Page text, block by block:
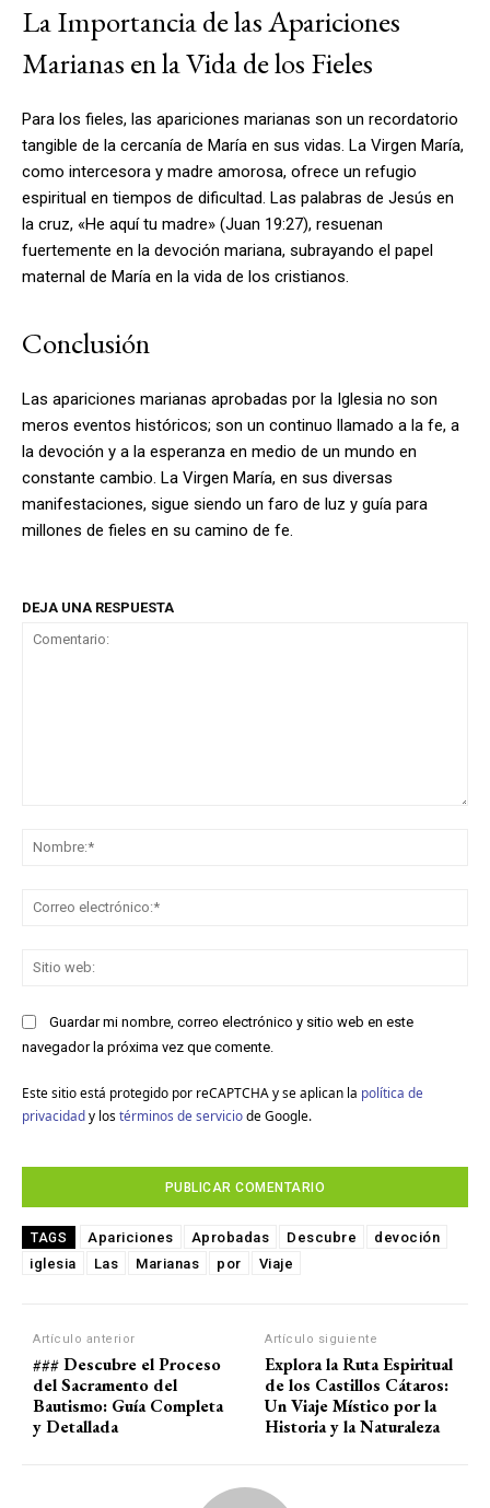
La Importancia de las Apariciones
Marianas en la Vida de los Fieles
Para los fieles, las apariciones marianas son un recordatorio
tangible de la cercanía de María en sus vidas. La Virgen María,
como intercesora y madre amorosa, ofrece un refugio
espiritual en tiempos de dificultad. Las palabras de Jesús en
la cruz, «He aquí tu madre» (Juan 19:27), resuenan
fuertemente en la devoción mariana, subrayando el papel
maternal de María en la vida de los cristianos.
Conclusión
Las apariciones marianas aprobadas por la Iglesia no son
meros eventos históricos; son un continuo llamado a la fe, a
la devoción y a la esperanza en medio de un mundo en
constante cambio. La Virgen María, en sus diversas
manifestaciones, sigue siendo un faro de luz y guía para
millones de fieles en su camino de fe.
DEJA UNA RESPUESTA
Guardar mi nombre, correo electrónico y sitio web en este
navegador la próxima vez que comente.
Este sitio está protegido por reCAPTCHA y se aplican la política de
privacidady los términos de serviciode Google.
TAGS Apariciones Aprobadas Descubre
devoción
iglesia
Las Marianas por Viaje
Artículo anterior
### Descubre el Proceso
del Sacramento del
Bautismo: Guía Completa
y Detallada
Artículo siguiente
Explora la Ruta Espiritual
de los Castillos Cátaros:
Un Viaje Místico por la
Historia y la Naturaleza